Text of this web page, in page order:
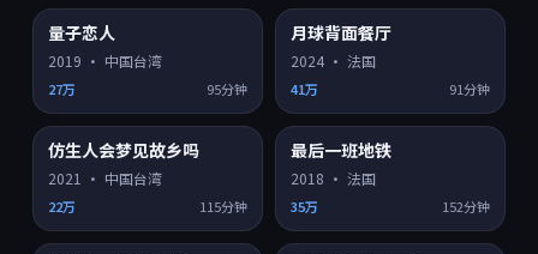
量子恋人
2019 · 中国台湾
27万 95分钟
月球背面餐厅
2024· 法国
41万 91分钟
9.4
仿生人会梦见故乡吗
2021 · 中国台湾
22万 115分钟
9.4
最后一班地铁
2018 · 法国
35万 152分钟
9.3 9.2